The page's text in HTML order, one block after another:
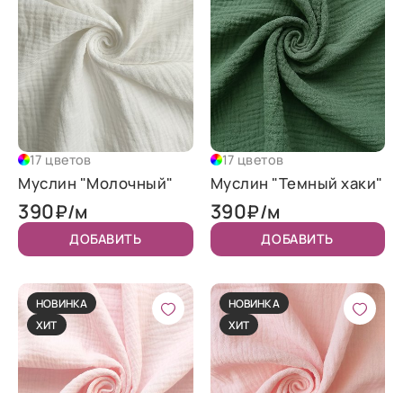
17 цветов
Муслин "Молочный"
390₽/м
ДОБАВИТЬ
17 цветов
Муслин "Темный хаки"
390₽/м
ДОБАВИТЬ
НОВИНКА
ХИТ
НОВИНКА
ХИТ